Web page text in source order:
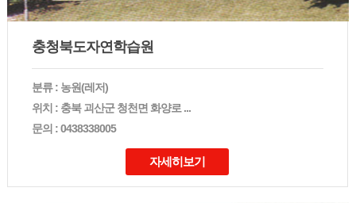
충청북도자연학습원
분류 : 농원(레저)
위치 : 충북 괴산군 청천면 화양로 ...
문의 : 0438338005
자세히보기